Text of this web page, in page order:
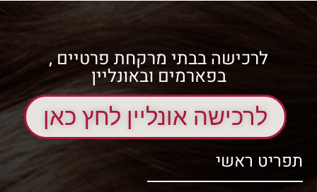
לרכישה בבתי מרקחת פרטיים ,
בפארמים ובאונליין
לרכישה אונליין לחץ כאן
תפריט ראשי